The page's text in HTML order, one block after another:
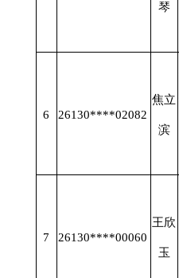
琴
6 26130****02082
焦立
滨
7 26130****00060
王欣
玉